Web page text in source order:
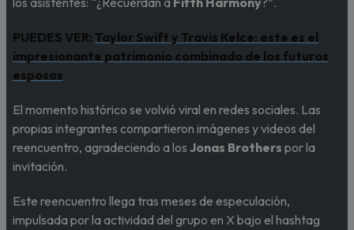
PUEDES VER: Taylor Swift y Travis Kelce: este es el
impresionante patrimonio combinado de los futuros
esposos
El momento histórico se volvió viral en redes sociales. Las
propias integrantes compartieron imágenes y videos del
reencuentro, agradeciendo a los Jonas Brothers por la
invitación.
Este reencuentro llega tras meses de especulación,
impulsada por la actividad del grupo en X bajo el hashtag